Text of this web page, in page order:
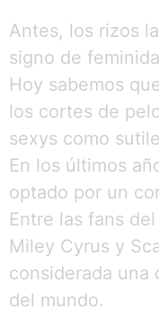
Antes, los rizos
signo de
Hoy sabemos
los cortes de
sexys como
En los últimos
optado por un
Entre las fans
Miley Cyrus y
considerada una
del mundo.